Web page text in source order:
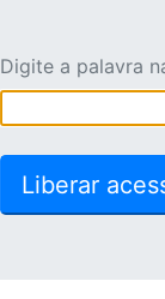
Digite a palavra